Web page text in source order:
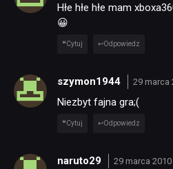
Hłe hłe hłe mam
😀
Cytuj Odpowiedz
szymon1944 29 marca
Niezbyt fajna gra;(
Cytuj Odpowiedz
naruto29 29 marca